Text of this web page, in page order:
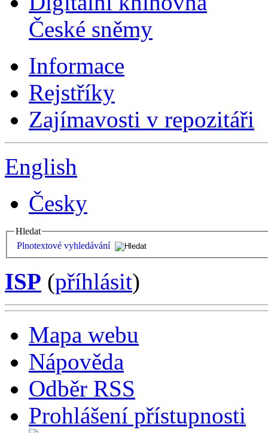
České sněmy
Informace
Rejstříky
Zajímavosti v repozitáři
English
Česky
Hledat
Plnotextové vyhledávání
ISP (příhlásit)
Mapa webu
Nápověda
Odběr RSS
Prohlášení přístupnosti